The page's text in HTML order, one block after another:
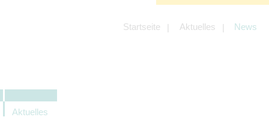
Startseite Aktuelles News
Aktuelles
Angebotes einschließlich der
Angeboten von z.B. Facebook und